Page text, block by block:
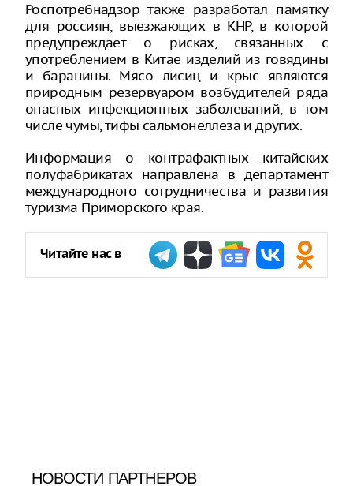
Роспотребнадзор также разработал памятку
для россиян, выезжающих в КНР, в которой
предупреждает о рисках, связанных с
употреблением в Китае изделий из говядины
и баранины. Мясо лисиц и крыс являются
природным резервуаром возбудителей ряда
опасных инфекционных заболеваний, в том
числе чумы, тифы сальмонеллеза и других.
Информация о контрафактных китайских
полуфабрикатах направлена в департамент
международного сотрудничества и развития
туризма Приморского края.
Читайте нас в